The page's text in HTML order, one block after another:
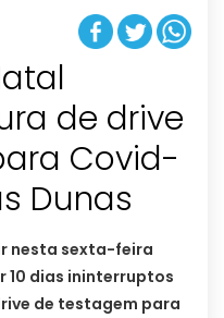
de drive
Covid-
Dunas
nesta sexta-feira
10 dias ininterruptos
de testagem para